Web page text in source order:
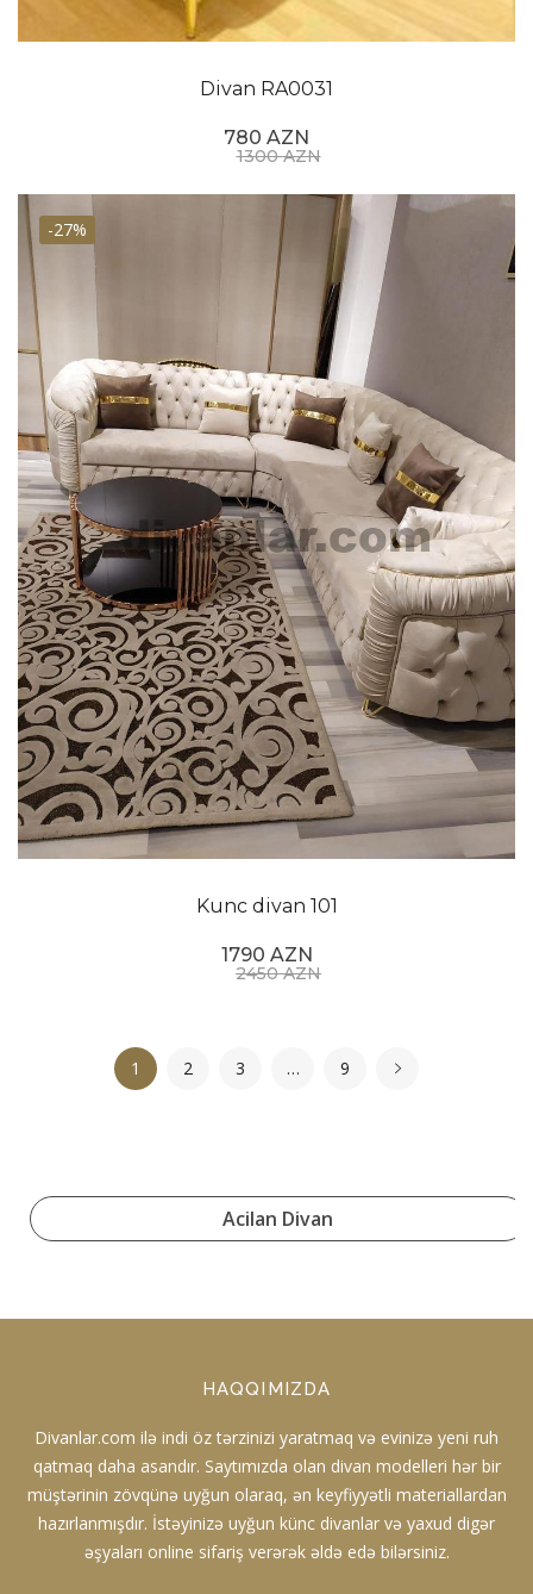
Divan RA0031
780 AZN
1300 AZN
-27%
Kunc divan 101
1790 AZN
2450 AZN
1 2 3 … 9
Acilan Divan
HAQQIMIZDA
Divanlar.com ilə indi öz tərzinizi yaratmaq və evinizə yeni ruh
qatmaq daha asandır. Saytımızda olan divan modelleri hər bir
müştərinin zövqünə uyğun olaraq, ən keyfiyyətli materiallardan
hazırlanmışdır. İstəyinizə uyğun künc divanlar və yaxud digər
əşyaları online sifariş verərək əldə edə bilərsiniz.